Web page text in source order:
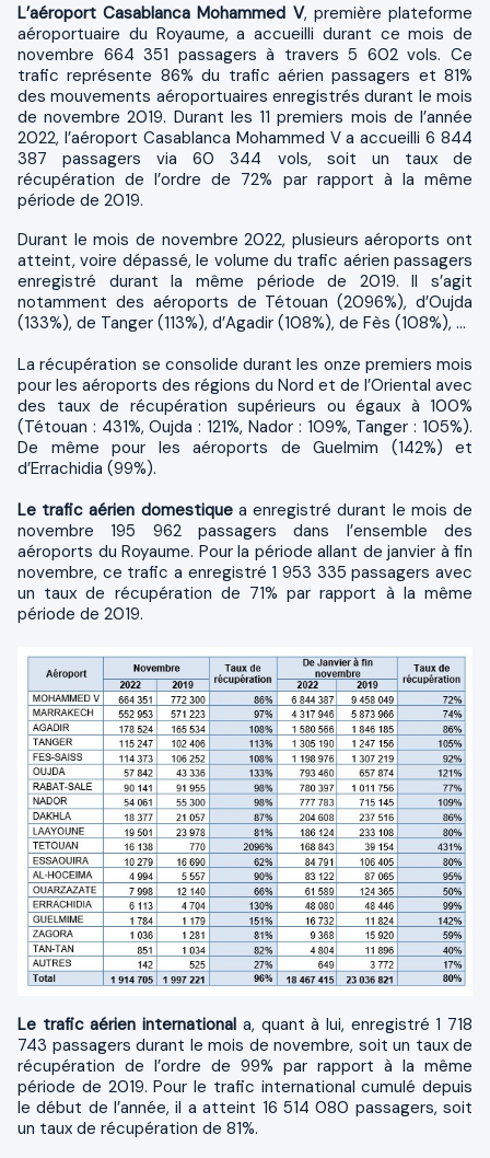
L’aéroport Casablanca Mohammed V, première plateforme
aéroportuaire du Royaume, a accueilli durant ce mois de
novembre 664 351 passagers à travers 5 602 vols. Ce
trafic représente 86% du trafic aérien passagers et 81%
des mouvements aéroportuaires enregistrés durant le mois
de novembre 2019. Durant les 11 premiers mois de l’année
2022, l’aéroport Casablanca Mohammed V a accueilli 6 844
387 passagers via 60 344 vols, soit un taux de
récupération de l’ordre de 72% par rapport à la même
période de 2019.
Durant le mois de novembre 2022, plusieurs aéroports ont
atteint, voire dépassé, le volume du trafic aérien passagers
enregistré durant la même période de 2019. Il s’agit
notamment des aéroports de Tétouan (2096%), d’Oujda
(133%), de Tanger (113%), d’Agadir (108%), de Fès (108%), …
La récupération se consolide durant les onze premiers mois
pour les aéroports des régions du Nord et de l’Oriental avec
des taux de récupération supérieurs ou égaux à 100%
(Tétouan : 431%, Oujda : 121%, Nador : 109%, Tanger : 105%).
De même pour les aéroports de Guelmim (142%) et
d’Errachidia (99%).
Le trafic aérien domestiquea enregistré durant le mois de
novembre 195 962 passagers dans l’ensemble des
aéroports du Royaume. Pour la période allant de janvier à fin
novembre, ce trafic a enregistré 1 953 335 passagers avec
un taux de récupération de 71% par rapport à la même
période de 2019.
Le trafic aérien international a, quant à lui, enregistré 1 718
743 passagers durant le mois de novembre, soit un taux de
récupération de l’ordre de 99% par rapport à la même
période de 2019. Pour le trafic international cumulé depuis
le début de l’année, il a atteint 16 514 080 passagers, soit
un taux de récupération de 81%.